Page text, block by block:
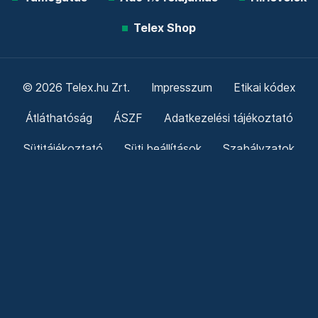
Telex Shop
© 2026 Telex.hu Zrt. Impresszum Etikai kódex
Átláthatóság ÁSZF Adatkezelési tájékoztató
Sütitájékoztató Süti beállítások Szabályzatok